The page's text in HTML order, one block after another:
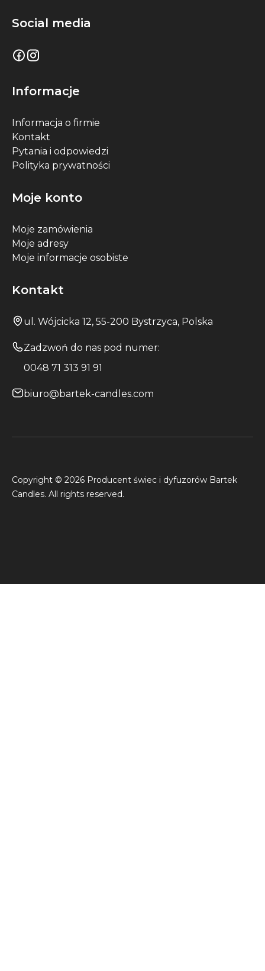
Social media
Informacje
Informacja o firmie
Kontakt
Pytania i odpowiedzi
Polityka prywatności
Moje konto
Moje zamówienia
Moje adresy
Moje informacje osobiste
Kontakt
ul. Wójcicka 12, 55-200 Bystrzyca, Polska
Zadzwoń do nas pod numer:
0048 71 313 91 91
biuro@bartek-candles.com
Copyright © 2026 Producent świec i dyfuzorów Bartek
Candles. All rights reserved.